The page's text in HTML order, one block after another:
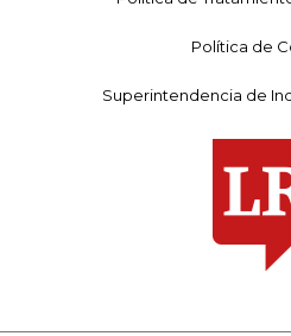
Política de
Superintendencia de